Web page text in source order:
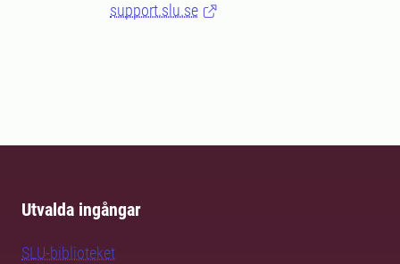
support.slu.se
Utvalda ingångar
SLU-biblioteket